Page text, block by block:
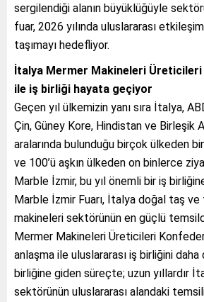
sergilendiği alanın büyüklüğüyle
fuar, 2026 yılında uluslararası
taşımayı hedefliyor.
İtalya Mermer Makineleri
ile iş birliği hayata geçiyor
Geçen yıl ülkemizin yanı sıra İtalya,
Çin, Güney Kore, Hindistan ve Birleşik
aralarında bulunduğu birçok ülkeden
ve 100’ü aşkın ülkeden on binlerce
Marble İzmir, bu yıl önemli bir iş
Marble İzmir Fuarı, İtalya doğal taş
makineleri sektörünün en güçlü
Mermer Makineleri Üreticileri
anlaşma ile uluslararası iş birliğini
birliğine giden süreçte; uzun yıllardır
sektörünün uluslararası alandaki